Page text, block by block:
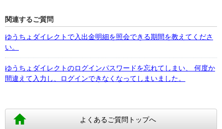
関連するご質問
ゆうちょダイレクトで入出金明細を照会できる期間を教えてくださ
い。
ゆうちょダイレクトのログインパスワードを忘れてしまい、 何度か
間違えて入力し、ログインできなくなってしまいました。
よくあるご質問トップへ